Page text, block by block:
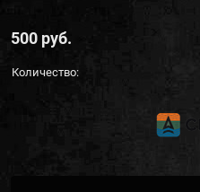
500 руб.
Количество: